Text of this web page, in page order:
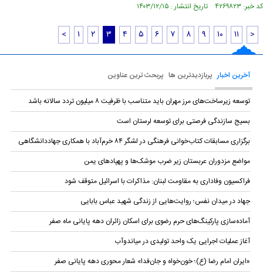
کد خبر: ۴۲۶۹۸۲۳ تاریخ انتشار : ۱۴۰۳/۱۲/۱۵
< ۱ ۲ ۳ ۴ ۵ ۶ ۷ ۸ ۹ ۱۰ ۱۱ >
آخرین اخبار پربازدیدترین ها پربحث ترین عناوین
توسعه زیرساخت‌های مرز مهران باید متناسب با ظرفیت ۸ میلیون تردد سالانه باشد
بسیج سازندگی فرصتی برای توسعه لرستان است
برگزاری مسابقات کتاب‌خوانی فرهنگی در لشگر ۸۴ خرم‌آباد با همکاری جهاددانشگاهی
مواضع مزدوران عربستان زیر ضرب موشک‌ها و پهپادهای یمن
فراکسیون وفاداری به مقاومت لبنان: مذاکرات با اسرائیل متوقف شود
جهاد در میدان نفس؛ روایت‌هایی از زندگی شهید عباس بابایی
آماده‌سازی پارکینگ‌های حرم رضوی برای اسکان زائران دهه پایانی ماه صفر
آغاز عملیات اجرایی یک واحد تولیدی در میاندوآب
«ایران امام رضا (ع)؛ خون‌خواه و جان‌فدا» شعار محوری دهه پایانی صفر